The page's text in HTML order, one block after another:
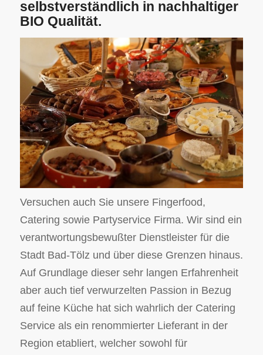
selbstverständlich in nachhaltiger
BIO Qualität.
Versuchen auch Sie unsere Fingerfood,
Catering sowie Partyservice Firma. Wir sind ein
verantwortungsbewußter Dienstleister für die
Stadt Bad-Tölz und über diese Grenzen hinaus.
Auf Grundlage dieser sehr langen Erfahrenheit
aber auch tief verwurzelten Passion in Bezug
auf feine Küche hat sich wahrlich der Catering
Service als ein renommierter Lieferant in der
Region etabliert, welcher sowohl für